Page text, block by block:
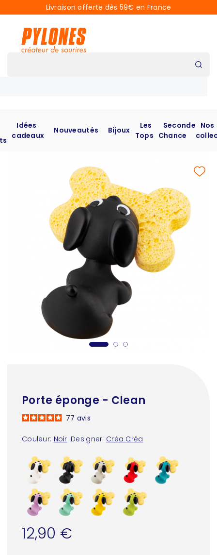
Livraison offerte dès 59€ en France
Idées
cadeaux
Nouveautés Bijoux
Les
Tops
Seconde
Chance
Nos
Porte éponge - Clean
Couleur: Noir Designer: Créa Créa
77 avis
12,90 €